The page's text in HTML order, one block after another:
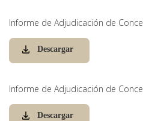
Informe de Adjudicación de
Descargar
Informe de Adjudicación de
Descargar